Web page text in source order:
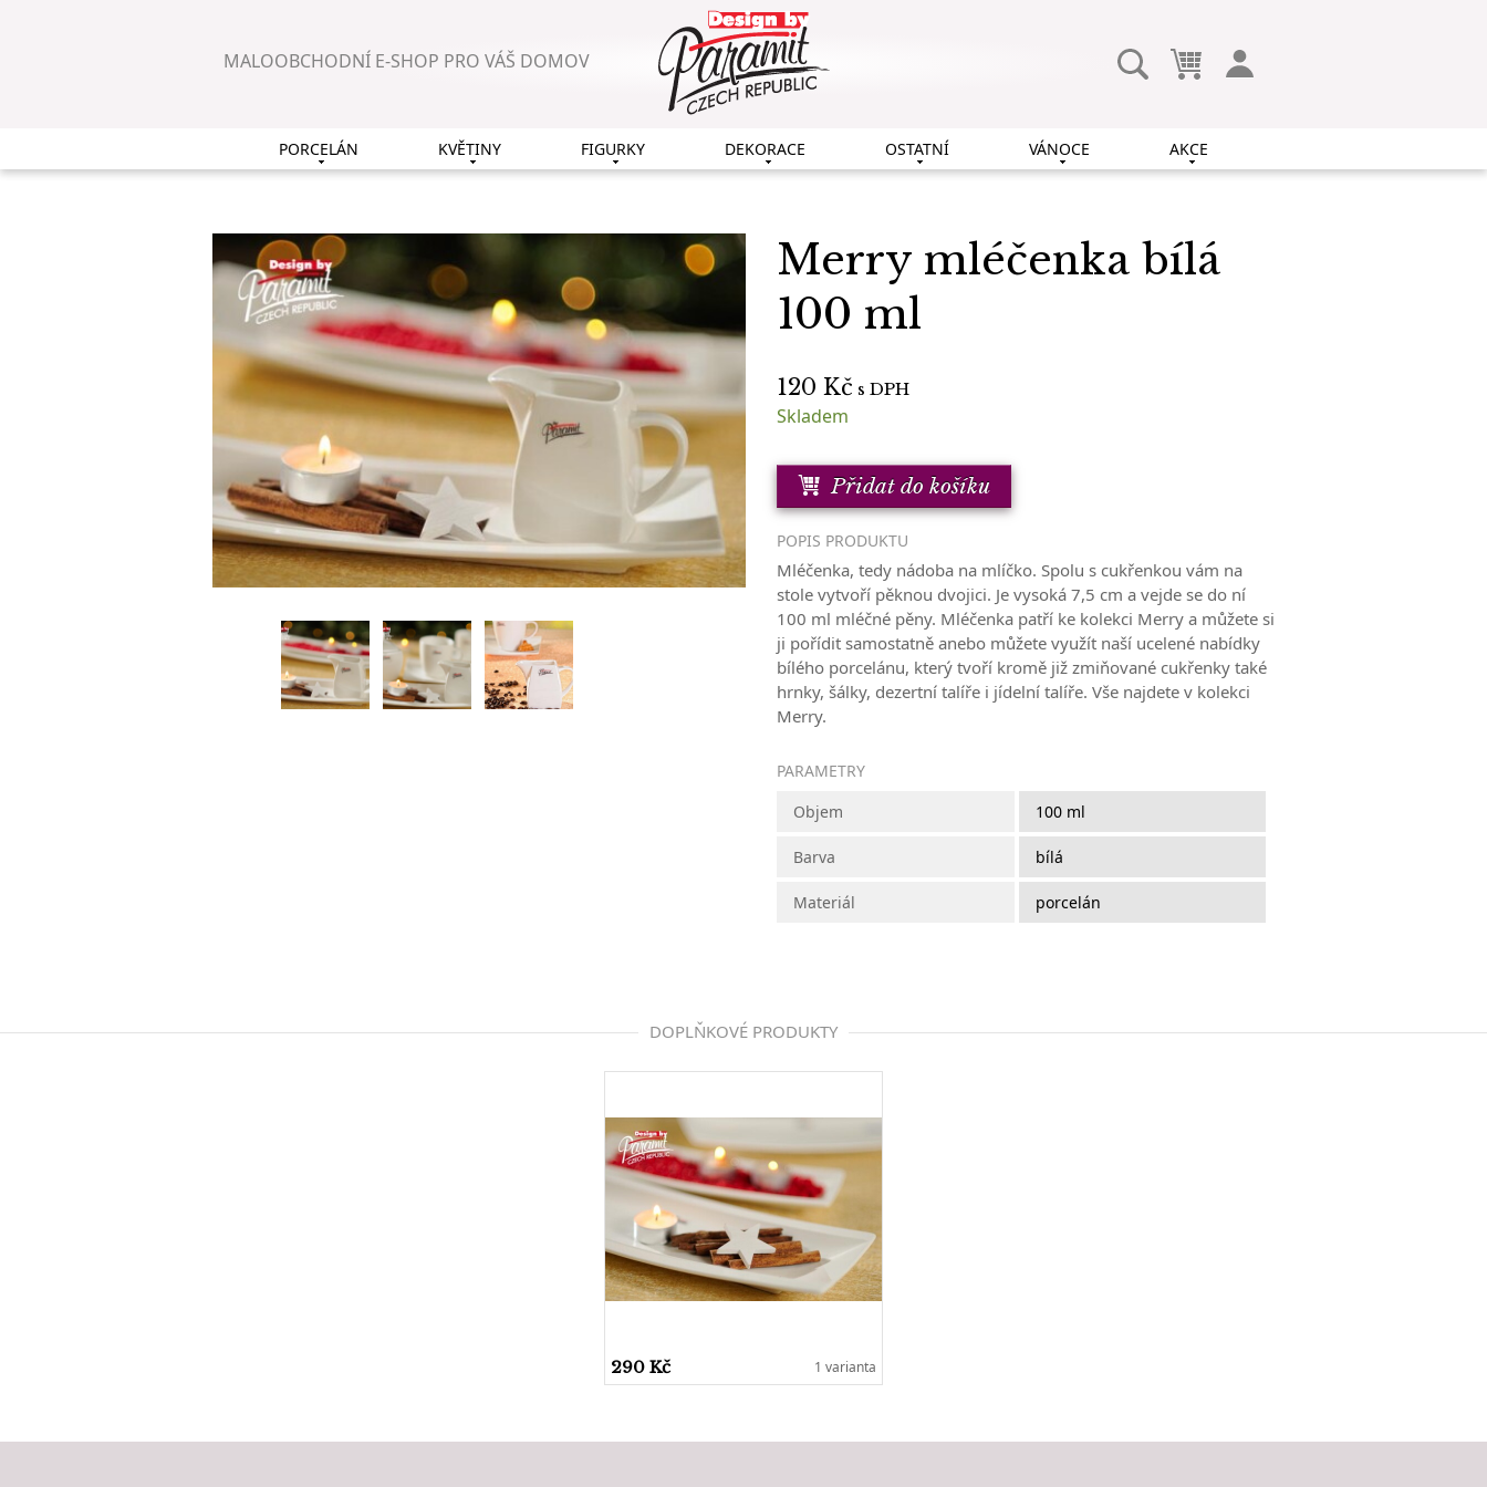
MALOOBCHODNÍ E-SHOP PRO VÁŠ DOMOV
Merry mléčenka bílá
100 ml
120 Kč s DPH
Skladem
Přidat do košíku
POPIS PRODUKTU
Mléčenka, tedy nádoba na mlíčko. Spolu s cukřenkou vám na
stole vytvoří pěknou dvojici. Je vysoká 7,5 cm a vejde se do ní
100 ml mléčné pěny. Mléčenka patří ke kolekci Merry a můžete si
ji pořídit samostatně anebo můžete využít naší ucelené nabídky
bílého porcelánu, který tvoří kromě již zmiňované cukřenky také
hrnky, šálky, dezertní talíře i jídelní talíře. Vše najdete v kolekci
Merry.
PARAMETRY
Objem
100 ml
Barva bílá
Materiál porcelán
DOPLŇKOVÉ PRODUKTY
290 Kč 1 varianta
PORCELÁN KVĚTINY FIGURKY DEKORACE OSTATNÍ VÁNOCE AKCE